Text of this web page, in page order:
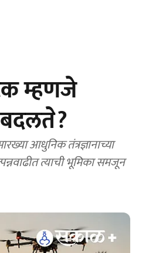
म्हणजे
आधुनिक तंत्रज्ञानाच्या
त्याची भूमिका समजून